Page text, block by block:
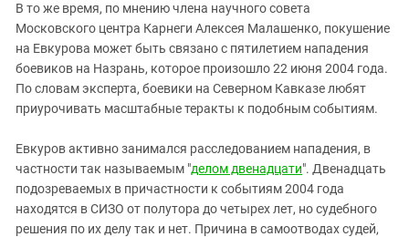
В то же время, по мнению члена научного совета
Московского центра Карнеги Алексея Малашенко, покушение
на Евкурова может быть связано с пятилетием нападения
боевиков на Назрань, которое произошло 22 июня 2004 года.
По словам эксперта, боевики на Северном Кавказе любят
приурочивать масштабные теракты к подобным событиям.
Евкуров активно занимался расследованием нападения, в
частности так называемым "делом двенадцати". Двенадцать
подозреваемых в причастности к событиям 2004 года
находятся в СИЗО от полутора до четырех лет, но судебного
решения по их делу так и нет. Причина в самоотводах судей,